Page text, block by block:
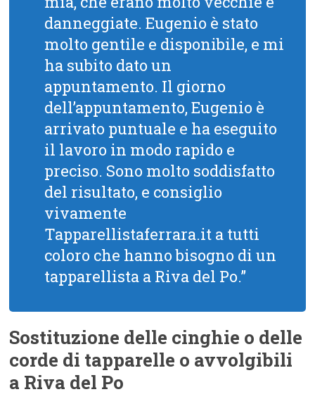
danneggiate. Eugenio è stato
molto gentile e disponibile, e mi
ha subito dato un
appuntamento. Il giorno
dell’appuntamento, Eugenio è
arrivato puntuale e ha eseguito
il lavoro in modo rapido e
preciso. Sono molto soddisfatto
del risultato, e consiglio
vivamente
Tapparellistaferrara.it a tutti
coloro che hanno bisogno di un
tapparellista a Riva del Po.”
Sostituzione delle cinghie o delle
corde di tapparelle o avvolgibili
a Riva del Po